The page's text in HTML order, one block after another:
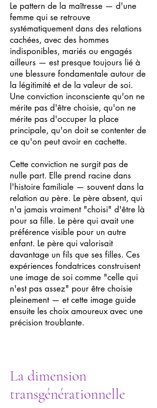
Le pattern de la maîtresse — d'une
femme qui se retrouve
systématiquement dans des relations
cachées, avec des hommes
indisponibles, mariés ou engagés
ailleurs — est presque toujours lié à
une blessure fondamentale autour de
la légitimité et de la valeur de soi.
Une conviction inconsciente qu'on ne
mérite pas d'être choisie, qu'on ne
mérite pas d'occuper la place
principale, qu'on doit se contenter de
ce qu'on peut avoir en cachette.
Cette conviction ne surgit pas de
nulle part. Elle prend racine dans
l'histoire familiale — souvent dans la
relation au père. Le père absent, qui
n'a jamais vraiment "choisi" d'être là
pour sa fille. Le père qui avait une
préférence visible pour un autre
enfant. Le père qui valorisait
davantage un fils que ses filles. Ces
expériences fondatrices construisent
une image de soi comme "celle qui
n'est pas assez" pour être choisie
pleinement — et cette image guide
ensuite les choix amoureux avec une
précision troublante.
La dimension
transgénérationnelle